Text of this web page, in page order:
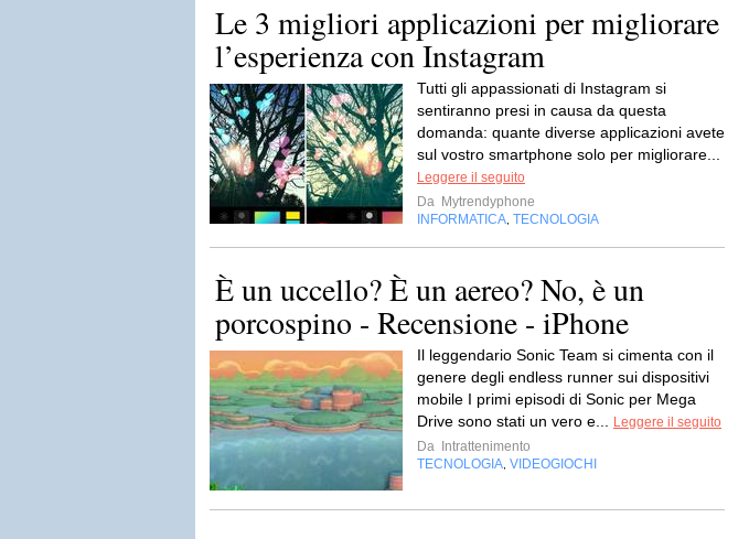
Le 3 migliori applicazioni per migliorare
l’esperienza con Instagram
Tutti gli appassionati di Instagram si
sentiranno presi in causa da questa
domanda: quante diverse applicazioni avete
sul vostro smartphone solo per migliorare...
Leggere il seguito
Da Mytrendyphone
INFORMATICA TECNOLOGIA
È un uccello? È un aereo? No, è un
porcospino - Recensione - iPhone
Il leggendario Sonic Team si cimenta con il
genere degli endless runner sui dispositivi
mobile I primi episodi di Sonic per Mega
Drive sono stati un vero e...
Leggere il seguito
Da
Intrattenimento
TECNOLOGIA VIDEOGIOCHI